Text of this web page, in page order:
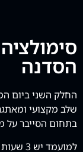
הסדנה
שלב מקצועי
בתחום הסייבר על
למועמד יש 3 שעות לפתור עד 10 שלבים ברמת קושי עולה.